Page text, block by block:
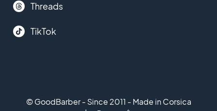
Threads
TikTok
© GoodBarber - Since 2011 - Made in Corsica